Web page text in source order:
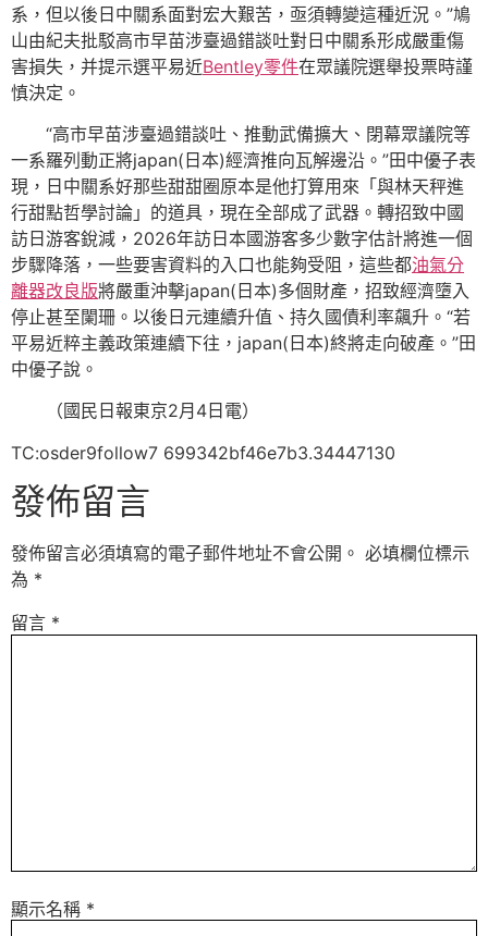
系，但以後日中關系面對宏大艱苦，亟須轉變這種近況。”鳩
山由紀夫批駁高市早苗涉臺過錯談吐對日中關系形成嚴重傷
害損失，并提示選平易近Bentley零件在眾議院選舉投票時謹
慎決定。
“高市早苗涉臺過錯談吐、推動武備擴大、閉幕眾議院等
一系羅列動正將japan(日本)經濟推向瓦解邊沿。”田中優子表
現，日中關系好那些甜甜圈原本是他打算用來「與林天秤進
行甜點哲學討論」的道具，現在全部成了武器。轉招致中國
訪日游客銳減，2026年訪日本國游客多少數字估計將進一個
步驟降落，一些要害資料的入口也能夠受阻，這些都油氣分
離器改良版將嚴重沖擊japan(日本)多個財產，招致經濟墮入
停止甚至闌珊。以後日元連續升值、持久國債利率飆升。“若
平易近粹主義政策連續下往，japan(日本)終將走向破產。”田
中優子說。
（國民日報東京2月4日電）
TC:osder9follow7 699342bf46e7b3.34447130
發佈留言
發佈留言必須填寫的電子郵件地址不會公開。 必填欄位標示
為 *
留言 *
顯示名稱 *